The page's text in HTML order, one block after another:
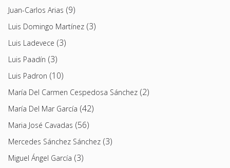
Juan-Carlos Arias (9)
Luis Domingo Martínez (3)
Luis Ladevece (3)
Luis Paadín (3)
Luis Padron (10)
María Del Carmen Cespedosa Sánchez (2)
María Del Mar García (42)
Maria José Cavadas (56)
Mercedes Sánchez Sánchez (3)
Miguel Ángel García (3)